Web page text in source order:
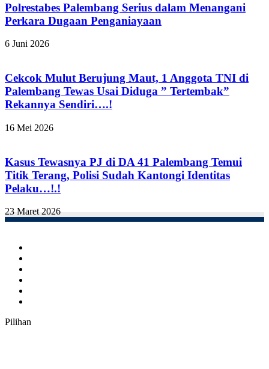
Polrestabes Palembang Serius dalam Menangani
Perkara Dugaan Penganiayaan
6 Juni 2026
Cekcok Mulut Berujung Maut, 1 Anggota TNI di
Palembang Tewas Usai Diduga ” Tertembak”
Rekannya Sendiri….!
16 Mei 2026
Kasus Tewasnya PJ di DA 41 Palembang Temui
Titik Terang, Polisi Sudah Kantongi Identitas
Pelaku…!.!
23 Maret 2026
Pilihan